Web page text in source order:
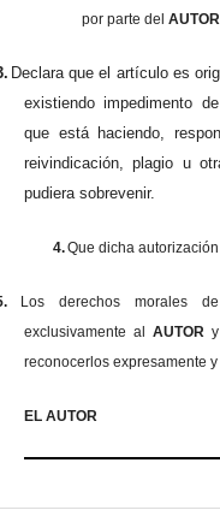
por parte del AUTOR
Declara que el artículo es
existiendo impedimento
que está haciendo,
reivindicación, plagio u
pudiera sobrevenir.
4.Que dicha
Los derechos morales
exclusivamente al AUTOR
reconocerlos expresamente
EL AUTOR